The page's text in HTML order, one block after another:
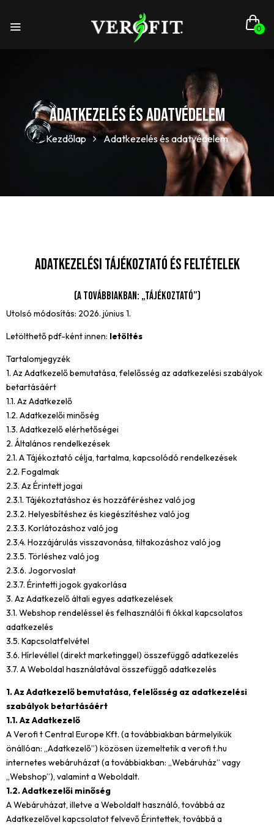
0
Adatkezelés és adatvédelem
Kezdőlap Adatkezelés és adatvédelem
ADATKEZELÉSI TÁJÉKOZTATÓ ÉS FELTÉTELEK
(a továbbiakban: „Tájékoztató”)
Utolsó módosítás: 2026. június 1.
Letölthető pdf-ként innen: letöltés
Tartalomjegyzék
1. Az Adatkezelő bemutatása, felelősség az adatkezelési szabályok
betartásáért
1.1. Az Adatkezelő
1.2. Adatkezelői minőség
1.3. Adatkezelő elérhetőségei
2. Általános rendelkezések
2.1. A Tájékoztató célja, tartalma, kapcsolódó rendelkezések
2.2. Fogalmak
2.3. Az Érintett jogai
2.3.1. Tájékoztatáshoz és hozzáféréshez való jog
2.3.2. Helyesbítéshez és kiegészítéshez való jog
2.3.3. Korlátozáshoz való jog
2.3.4. Hozzájárulás visszavonása, tiltakozáshoz való jog
2.3.5. Törléshez való jog
2.3.6. Jogorvoslat
2.3.7. Érintetti jogok gyakorlása
3. Az Adatkezelő általi egyes adatkezelések
3.1. Webshop rendeléssel és felhasználói fi ókkal kapcsolatos
adatkezelés
3.5. Kapcsolatfelvétel
3.6. Hírlevéllel (direkt marketinggel) összefüggő adatkezelés
3.7. A Weboldal használatával összefüggő adatkezelés
1. Az Adatkezelő bemutatása, felelősség az adatkezelési
szabályok betartásáért
1.1. Az Adatkezelő
A Verofi t Central Europe Kft. (a továbbiakban bármelyikük
önállóan: „Adatkezelő”) közösen üzemeltetik a verofi t.hu
internetes webáruházat (a továbbiakban: „Webáruház” vagy
„Webshop”), valamint a Weboldalt.
1.2. Adatkezelői minőség
A Webáruházat, illetve a Weboldalt használó, továbbá az
Adatkezelővel kapcsolatot felvevő Érintettek, továbbá a